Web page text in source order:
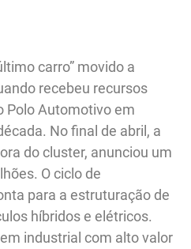
carro” movido a
recebeu recursos
Polo Automotivo em
No final de abril, a
do cluster, anunciou um
O ciclo de
para a estruturação de
híbridos e elétricos.
industrial com alto valor